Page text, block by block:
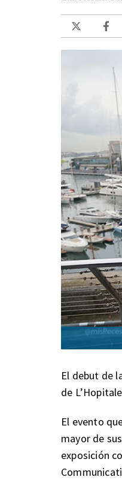
El debut de
de
El evento
mayor de
exposición